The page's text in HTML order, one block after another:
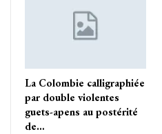
La Colombie calligraphiée
par double violentes
guets-apens au postérité
de…